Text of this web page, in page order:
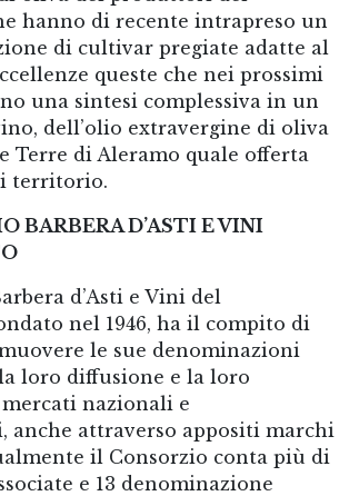
hanno di recente intrapreso un
di cultivar pregiate adatte al
queste che nei prossimi
una sintesi complessiva in un
dell’olio extravergine di oliva
Terre di Aleramo quale offerta
territorio.
BARBERA D’ASTI E VINI
d’Asti e Vini del
nel 1946, ha il compito di
le sue denominazioni
loro diffusione e la loro
nazionali e
anche attraverso appositi marchi
il Consorzio conta più di
e 13 denominazione